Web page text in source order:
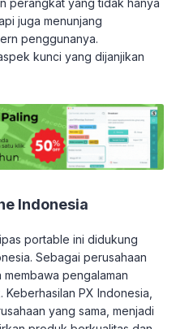
perangkat yang tidak hanya
juga menunjang
penggunanya.
kunci yang dijanjikan
Indonesia
portable ini didukung
Sebagai perusahaan
pengalaman
PX Indonesia,
yang sama, menjadi